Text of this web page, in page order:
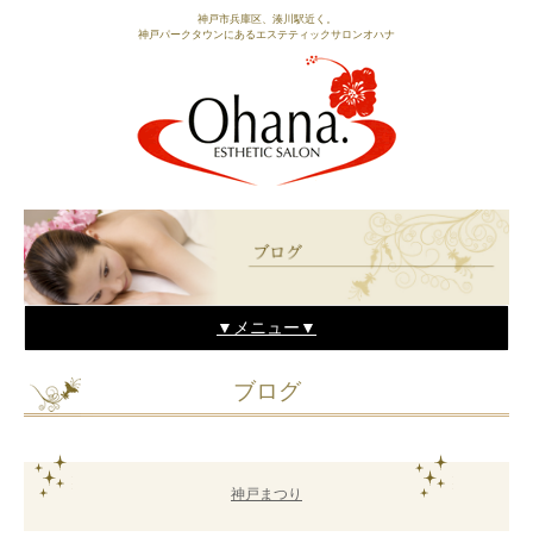
神戸市兵庫区、湊川駅近く。
神戸パークタウンにあるエステティックサロンオハナ
▼メニュー▼
TOP
ブログ
神戸まつり